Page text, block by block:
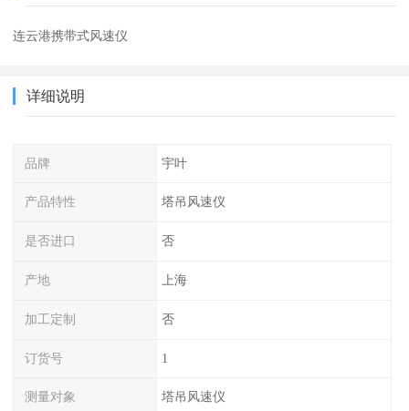
连云港携带式风速仪
详细说明
品牌 宇叶
产品特性 塔吊风速仪
是否进口 否
产地 上海
加工定制 否
订货号 1
测量对象 塔吊风速仪